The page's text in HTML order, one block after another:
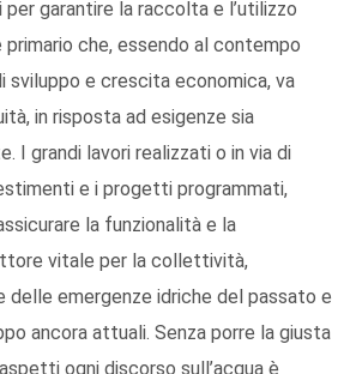
garantire la raccolta e l’utilizzo
che, essendo al contempo
sviluppo e crescita economica, va
in risposta ad esigenze sia
I grandi lavori realizzati o in via di
e i progetti programmati,
la funzionalità e la
vitale per la collettività,
emergenze idriche del passato e
ancora attuali. Senza porre la giusta
ogni discorso sull’acqua è